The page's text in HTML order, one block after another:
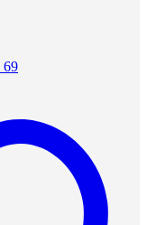
69